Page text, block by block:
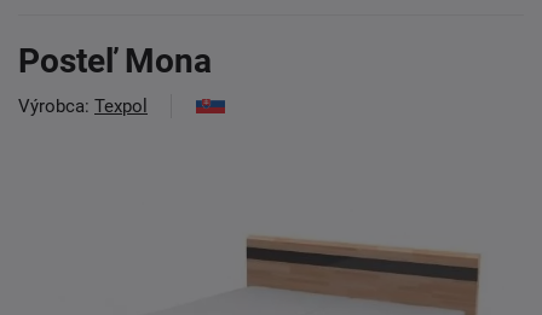
Posteľ Mona
Výrobca: Texpol